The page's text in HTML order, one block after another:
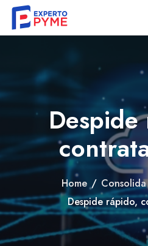
Home /
Despide rápido,